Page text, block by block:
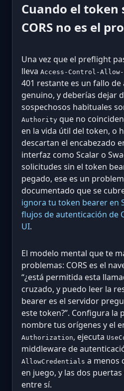
Cuando el token
CORS no es el
Una vez que el preflight
lleva Access-Control-
401 restante es un fallo
genuino, y deberías dejar
sospechosos habituales
Authority que no
en la vida útil del token, o
descartan el encabezado
interfaz como Scalar o
solicitudes sin el token
pegado, ese es un
documentado que se
ignora tu token bearer en
flujos de autenticación de
UI.
El modelo mental que te
problemas: CORS es el
“¿está permitida esta
cruzado, y puedo leer la
bearer es el servidor
este token?”. Configura la
nombre tus orígenes y el
Authorization, ejecuta
middleware de
AllowCredentials a menos
en juego, y las dos
entre sí.